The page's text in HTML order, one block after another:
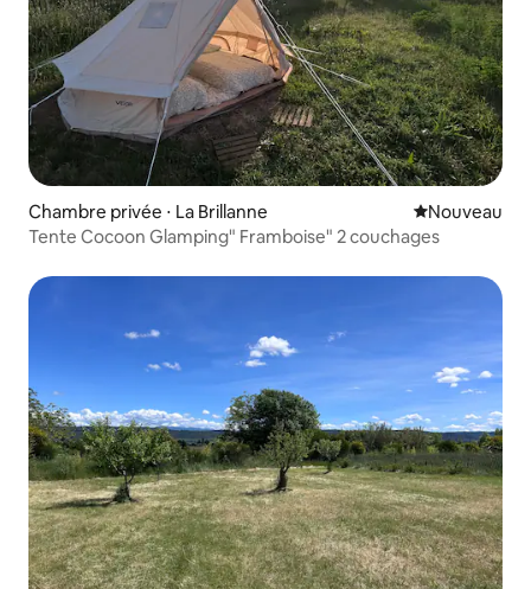
Chambre privée ⋅ La Brillanne Nouvel
Nouveau
Tente Cocoon Glamping" Framboise" 2 couchages